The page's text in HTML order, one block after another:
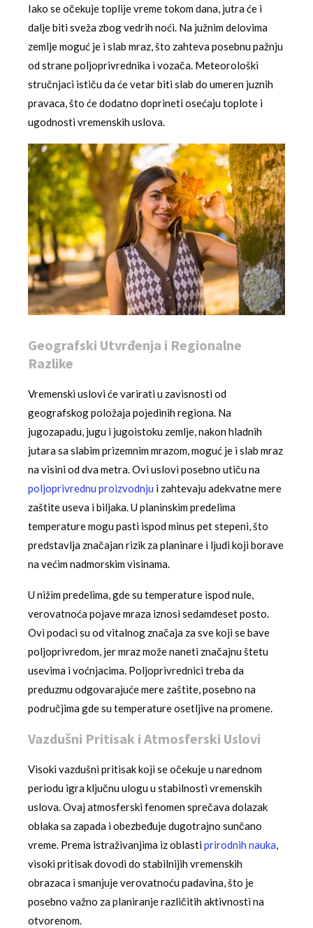
Iako se očekuje toplije vreme tokom dana, jutra će i
dalje biti sveža zbog vedrih noći. Na južnim delovima
zemlje moguć je i slab mraz, što zahteva posebnu pažnju
od strane poljoprivrednika i vozača. Meteorološki
stručnjaci ističu da će vetar biti slab do umeren juznih
pravaca, što će dodatno doprineti osećaju toplote i
ugodnosti vremenskih uslova.
Geografski Utvrđenja i Regionalne
Razlike
Vremenski uslovi će varirati u zavisnosti od
geografskog položaja pojedinih regiona. Na
jugozapadu, jugu i jugoistoku zemlje, nakon hladnih
jutara sa slabim prizemnim mrazom, moguć je i slab mraz
na visini od dva metra. Ovi uslovi posebno utiču na
poljoprivrednu proizvodnju i zahtevaju adekvatne mere
zaštite useva i biljaka. U planinskim predelima
temperature mogu pasti ispod minus pet stepeni, što
predstavlja značajan rizik za planinare i ljudi koji borave
na većim nadmorskim visinama.
U nižim predelima, gde su temperature ispod nule,
verovatnoća pojave mraza iznosi sedamdeset posto.
Ovi podaci su od vitalnog značaja za sve koji se bave
poljoprivredom, jer mraz može naneti značajnu štetu
usevima i voćnjacima. Poljoprivrednici treba da
preduzmu odgovarajuće mere zaštite, posebno na
područjima gde su temperature osetljive na promene.
Vazdušni Pritisak i Atmosferski Uslovi
Visoki vazdušni pritisak koji se očekuje u narednom
periodu igra ključnu ulogu u stabilnosti vremenskih
uslova. Ovaj atmosferski fenomen sprečava dolazak
oblaka sa zapada i obezbeđuje dugotrajno sunčano
vreme. Prema istraživanjima iz oblastiprirodnih nauka,
visoki pritisak dovodi do stabilnijih vremenskih
obrazaca i smanjuje verovatnoću padavina, što je
posebno važno za planiranje različitih aktivnosti na
otvorenom.